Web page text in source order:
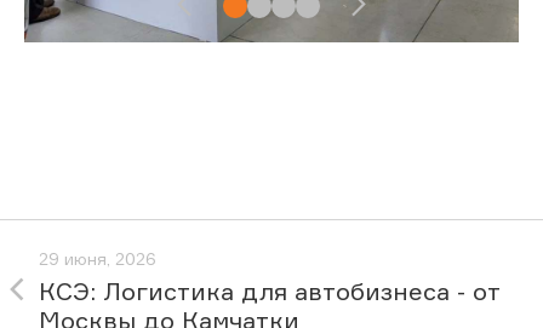
29 июня, 2026
КСЭ: Логистика для автобизнеса - от
Москвы до Камчатки